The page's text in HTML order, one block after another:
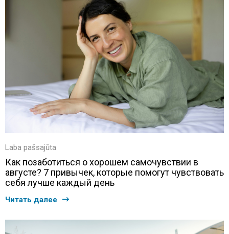
Laba pašsajūta
Как позаботиться о хорошем самочувствии в
августе? 7 привычек, которые помогут чувствовать
себя лучше каждый день
Читать далее